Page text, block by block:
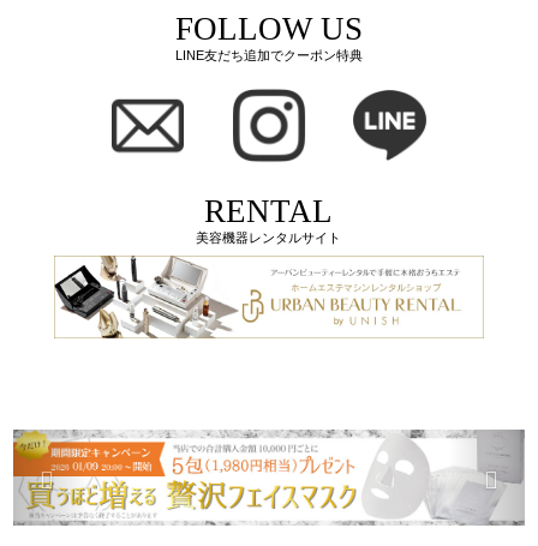
FOLLOW US
LINE友だち追加でクーポン特典
RENTAL
美容機器レンタルサイト